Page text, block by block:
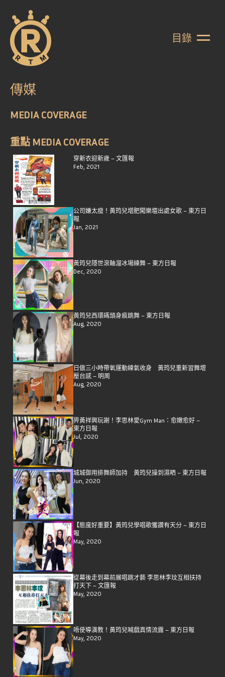
目錄
傳媒
MEDIA COVERAGE
重點 MEDIA COVERAGE
穿新衣迎新歲 – 文匯報
Feb, 2021
公司嫌太瘦！黃筠兒增肥闖樂壇出處女歌 – 東方日
報
Jan, 2021
黃筠兒隱世滾軸溜冰場練舞 – 東方日報
Dec, 2020
黃筠兒西環碼頭身痕跳舞 – 東方日報
Aug, 2020
日做三小時帶氧運動練氣收身 黃筠兒重新習舞增
壓台感 – 明周
Aug, 2020
畀黃祥興玩謝！李思林愛Gym Man：愈嫩愈好 –
東方日報
Jul, 2020
城城御用排舞師加持 黃筠兒操到濕晒 – 東方日報
Jun, 2020
【態度好重要】黃筠兒學唱歌獲讚有天分 – 東方日
報
May, 2020
從幕後走到幕前展唱跳才藝 李思林李玟互相扶持
打天下 – 文匯報
May, 2020
唔使導演教！黃筠兒喊戲真情流露 – 東方日報
May, 2020